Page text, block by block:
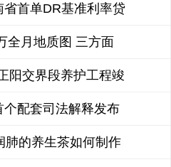
首单DR基准利率贷
全月地质图 三方面
阳交界段养护工程竣
配套司法解释发布
肺的养生茶如何制作